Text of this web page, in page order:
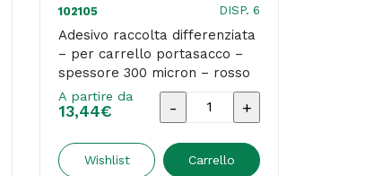
102105 DISP. 6
Adesivo raccolta differenziata
– per carrello portasacco –
spessore 300 micron – rosso
– Stilcasa
A partire da
13,44€
Adesivo
differenziata
Wishlist Carrello